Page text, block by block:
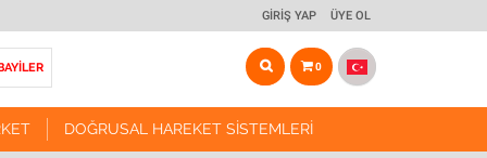
GIRIŞ YAP ÜYE OL
0
DOĞRUSAL HAREKET SISTEMLERI